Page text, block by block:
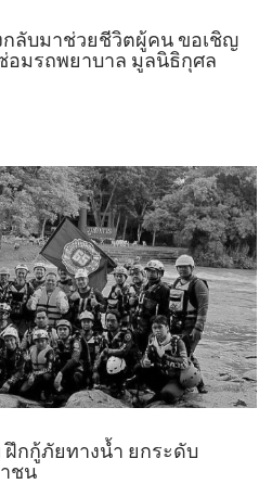
ลับมาช่วยชีวิตผู้คน ขอเชิญ
อมรถพยาบาล มูลนิธิกุศล
ฝึกกู้ภัยทางน้ำ ยกระดับ
ชน